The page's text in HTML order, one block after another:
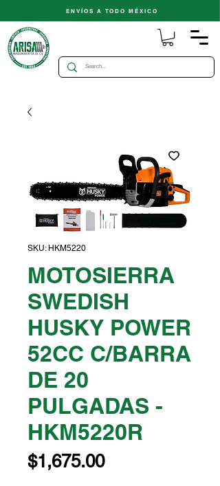
ENVÍOS A TODO MÉXICO
SKU: HKM5220
MOTOSIERRA
SWEDISH
HUSKY POWER
52CC C/BARRA
DE 20
PULGADAS -
HKM5220R
$1,675.00Precio